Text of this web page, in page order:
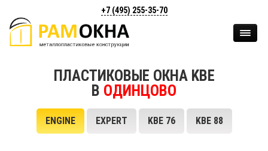
+7 (495) 255-35-70
ПЛАСТИКОВЫЕ ОКНА KBE
В ОДИНЦОВО
ENGINE EXPERT KBE 76 KBE 88